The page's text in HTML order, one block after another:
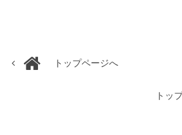
トップページへ
トッ